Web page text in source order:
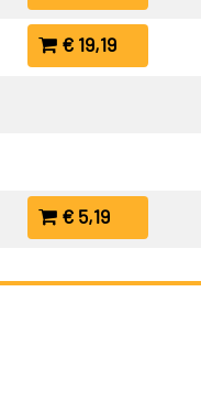
€ 19,19
€ 5,19